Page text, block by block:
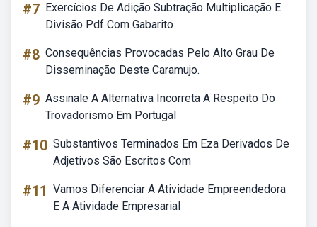
#7 Exercícios De Adição Subtração Multiplicação E
Divisão Pdf Com Gabarito
#8 Consequências Provocadas Pelo Alto Grau De
Disseminação Deste Caramujo.
#9 Assinale A Alternativa Incorreta A Respeito Do
Trovadorismo Em Portugal
#10 Substantivos Terminados Em Eza Derivados De
Adjetivos São Escritos Com
#11 Vamos Diferenciar A Atividade Empreendedora
E A Atividade Empresarial